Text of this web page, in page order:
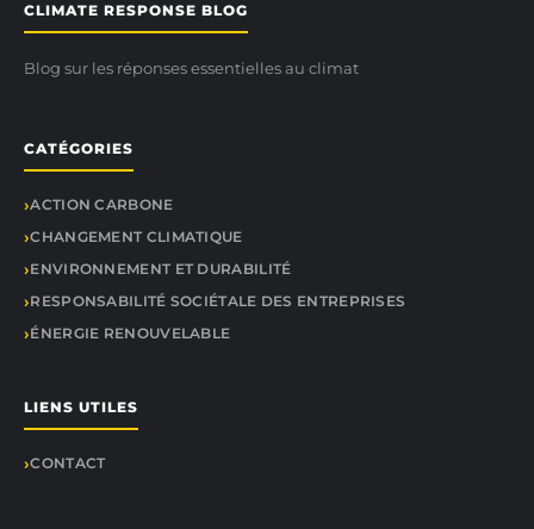
CLIMATE RESPONSE BLOG
Blog sur les réponses essentielles au climat
CATÉGORIES
ACTION CARBONE
CHANGEMENT CLIMATIQUE
ENVIRONNEMENT ET DURABILITÉ
RESPONSABILITÉ SOCIÉTALE DES ENTREPRISES
ÉNERGIE RENOUVELABLE
LIENS UTILES
CONTACT